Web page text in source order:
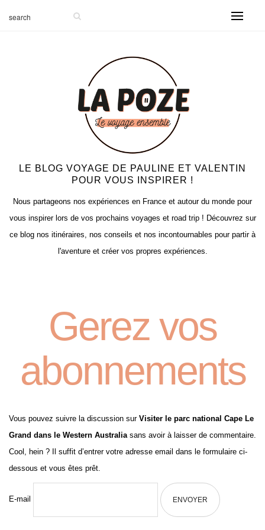
LE BLOG VOYAGE DE PAULINE ET VALENTIN
POUR VOUS INSPIRER !
Nous partageons nos expériences en France et autour du monde pour
vous inspirer lors de vos prochains voyages et road trip ! Découvrez sur
ce blog nos itinéraires, nos conseils et nos incontournables pour partir à
l'aventure et créer vos propres expériences.
Gerez vos
abonnements
Vous pouvez suivre la discussion sur Visiter le parc national Cape Le
Grand dans le Western Australia sans avoir à laisser de commentaire.
Cool, hein ? Il suffit d’entrer votre adresse email dans le formulaire ci-
dessous et vous êtes prêt.
E-mail